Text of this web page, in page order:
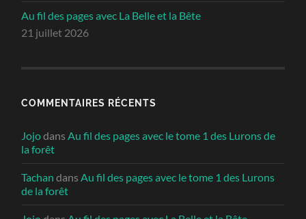
Au fil des pages avec La Belle et la Bête
21 juillet 2026
COMMENTAIRES RÉCENTS
JojodansAu fil des pages avec le tome 1 des Lurons de
la forêt
Tachan dansAu fil des pages avec le tome 1 des Lurons
de la forêt